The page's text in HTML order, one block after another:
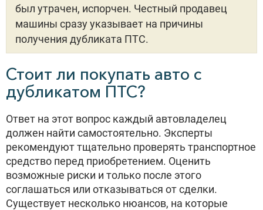
был утрачен, испорчен. Честный продавец
машины сразу указывает на причины
получения дубликата ПТС.
Стоит ли покупать авто с
дубликатом ПТС?
Ответ на этот вопрос каждый автовладелец
должен найти самостоятельно. Эксперты
рекомендуют тщательно проверять транспортное
средство перед приобретением. Оценить
возможные риски и только после этого
соглашаться или отказываться от сделки.
Существует несколько нюансов, на которые